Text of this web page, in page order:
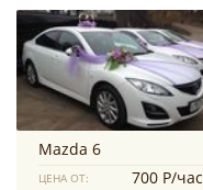
Mazda 6
ЦЕНА ОТ: 700 Р/час